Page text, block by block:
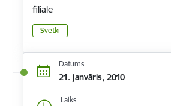
filiālē
Svētki
Datums
21. janvāris, 2010
Laiks